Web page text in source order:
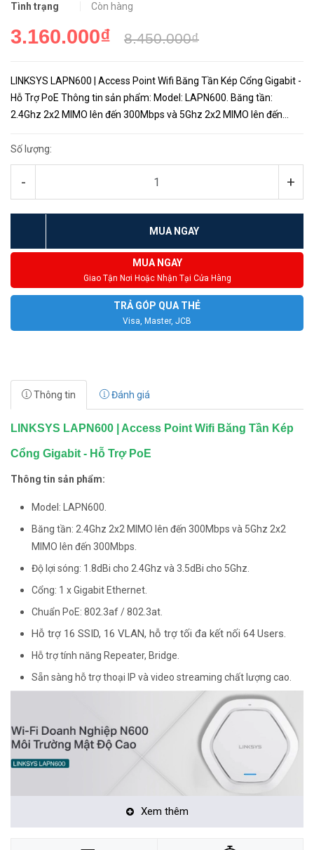
Tình trạng
Còn hàng
3.160.000₫ 8.450.000₫
LINKSYS LAPN600 | Access Point Wifi Băng Tần Kép Cổng Gigabit -
Hỗ Trợ PoE Thông tin sản phẩm: Model: LAPN600. Băng tần:
2.4Ghz 2x2 MIMO lên đến 300Mbps và 5Ghz 2x2 MIMO lên đến
1 ...
Số lượng:
- +
MUA NGAY
MUA NGAY
Giao Tận Nơi Hoặc Nhận Tại Cửa Hàng
TRẢ GÓP QUA THẺ
Visa, Master, JCB
Thông tin Đánh giá
LINKSYS LAPN600 | Access Point Wifi Băng Tần Kép
Cổng Gigabit - Hỗ Trợ PoE
Thông tin sản phẩm:
Model: LAPN600.
Băng tần: 2.4Ghz 2x2 MIMO lên đến 300Mbps và 5Ghz 2x2
MIMO lên đến 300Mbps.
Độ lợi sóng: 1.8dBi cho 2.4Ghz và 3.5dBi cho 5Ghz.
Cổng: 1 x Gigabit Ethernet.
Chuẩn PoE: 802.3af / 802.3at.
Hỗ trợ 16 SSID, 16 VLAN, hỗ trợ tối đa kết nối 64 Users.
Hỗ trợ tính năng Repeater, Bridge.
Sẵn sàng hỗ trợ thoại IP và video streaming chất lượng cao.
Xem thêm